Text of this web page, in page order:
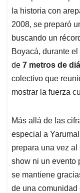
la historia con
2008, se preparó
buscando un
Boyacá, durante
de 7 metros de
colectivo que
mostrar la fuerza
Más allá de las
especial a
prepara una vez
show ni un evento
se mantiene
de una comunidad